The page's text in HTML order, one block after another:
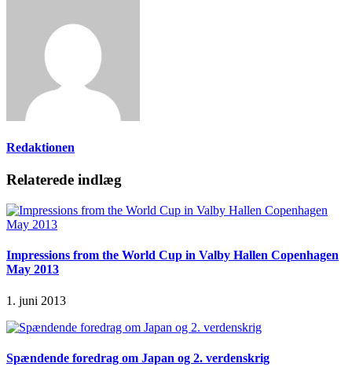
Redaktionen
Relaterede indlæg
Impressions from the World Cup in Valby Hallen Copenhagen
May 2013
1. juni 2013
Spændende foredrag om Japan og 2. verdenskrig